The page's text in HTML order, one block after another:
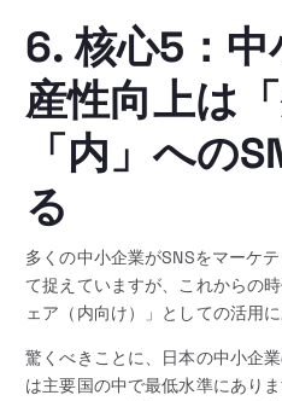
6. 核心5：
産性向上は
「内」への
る
多くの中小企業がSNSをマーケ
て捉えていますが、これからの
ェア（内向け）」としての活用に
驚くべきことに、日本の中小企
は主要国の中で最低水準にあり